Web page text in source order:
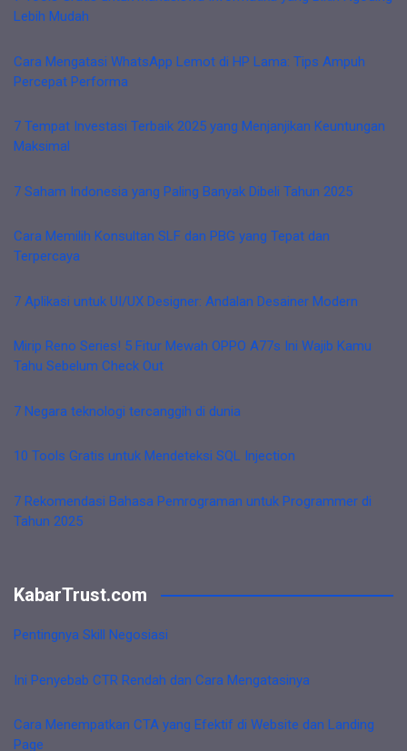
Lebih Mudah
Cara Mengatasi WhatsApp Lemot di HP Lama: Tips Ampuh
Percepat Performa
7 Tempat Investasi Terbaik 2025 yang Menjanjikan Keuntungan
Maksimal
7 Saham Indonesia yang Paling Banyak Dibeli Tahun 2025
Cara Memilih Konsultan SLF dan PBG yang Tepat dan
Terpercaya
7 Aplikasi untuk UI/UX Designer: Andalan Desainer Modern
Mirip Reno Series! 5 Fitur Mewah OPPO A77s Ini Wajib Kamu
Tahu Sebelum Check Out
7 Negara teknologi tercanggih di dunia
10 Tools Gratis untuk Mendeteksi SQL Injection
7 Rekomendasi Bahasa Pemrograman untuk Programmer di
Tahun 2025
KabarTrust.com
Pentingnya Skill Negosiasi
Ini Penyebab CTR Rendah dan Cara Mengatasinya
Cara Menempatkan CTA yang Efektif di Website dan Landing
Page